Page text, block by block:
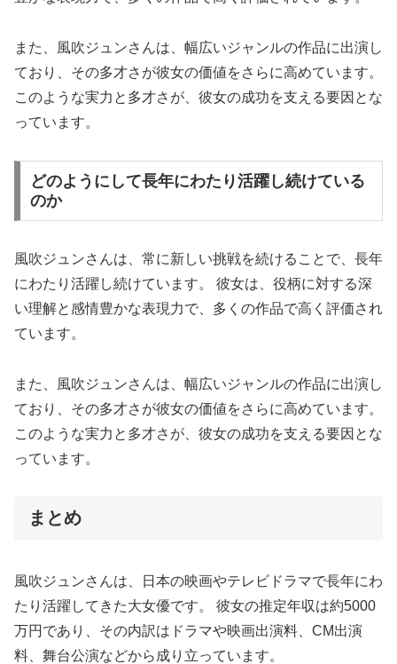
また、風吹ジュンさんは、幅広いジャンルの作品に出演し
ており、その多才さが彼女の価値をさらに高めています。
このような実力と多才さが、彼女の成功を支える要因とな
っています。
どのようにして長年にわたり活躍し続けている
のか
風吹ジュンさんは、常に新しい挑戦を続けることで、長年
にわたり活躍し続けています。 彼女は、役柄に対する深
い理解と感情豊かな表現力で、多くの作品で高く評価され
ています。
また、風吹ジュンさんは、幅広いジャンルの作品に出演し
ており、その多才さが彼女の価値をさらに高めています。
このような実力と多才さが、彼女の成功を支える要因とな
っています。
まとめ
風吹ジュンさんは、日本の映画やテレビドラマで長年にわ
たり活躍してきた大女優です。 彼女の推定年収は約5000
万円であり、その内訳はドラマや映画出演料、CM出演
料、舞台公演などから成り立っています。